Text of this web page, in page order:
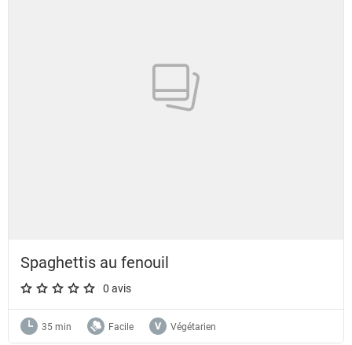
Spaghettis au fenouil
A star rating of 0 out of 5.
0 avis
35 min Facile Végétarien